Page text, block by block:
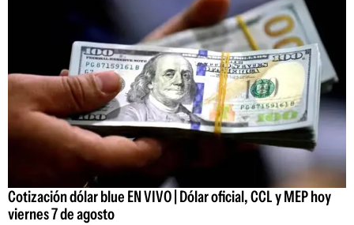
Cotización dólar blue EN VIVO | Dólar oficial, CCL y MEP hoy
viernes 7 de agosto